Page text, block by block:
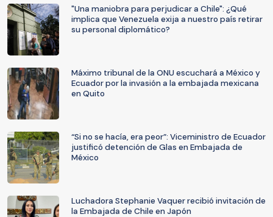
"Una maniobra para perjudicar a Chile": ¿Qué
implica que Venezuela exija a nuestro país retirar
su personal diplomático?
Máximo tribunal de la ONU escuchará a México y
Ecuador por la invasión a la embajada mexicana
en Quito
“Si no se hacía, era peor”: Viceministro de Ecuador
justificó detención de Glas en Embajada de
México
Luchadora Stephanie Vaquer recibió invitación de
la Embajada de Chile en Japón